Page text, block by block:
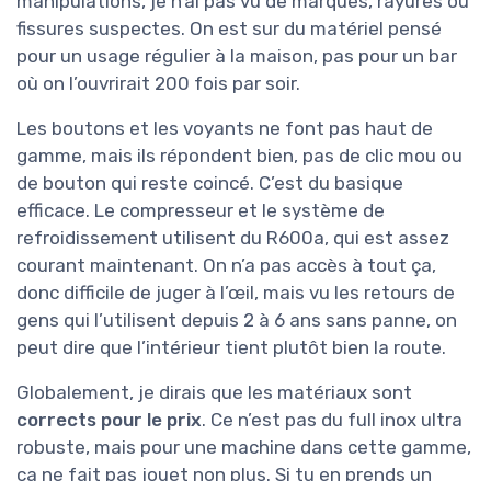
fissures suspectes. On est sur du matériel pensé
pour un usage régulier à la maison, pas pour un bar
où on l’ouvrirait 200 fois par soir.
Les boutons et les voyants ne font pas haut de
gamme, mais ils répondent bien, pas de clic mou ou
de bouton qui reste coincé. C’est du basique
efficace. Le compresseur et le système de
refroidissement utilisent du R600a, qui est assez
courant maintenant. On n’a pas accès à tout ça,
donc difficile de juger à l’œil, mais vu les retours de
gens qui l’utilisent depuis 2 à 6 ans sans panne, on
peut dire que l’intérieur tient plutôt bien la route.
Globalement, je dirais que les matériaux sont
corrects pour le prix. Ce n’est pas du full inox ultra
robuste, mais pour une machine dans cette gamme,
ça ne fait pas jouet non plus. Si tu en prends un